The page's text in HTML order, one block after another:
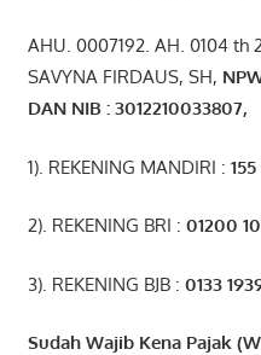
AHU. 0007192. AH. 0104 th
SAVYNA FIRDAUS, SH,
DAN NIB :3012210033807,
1). REKENING MANDIRI :
2). REKENING BRI : 01200
3). REKENING BJB : 0133
Sudah Wajib Kena Pajak